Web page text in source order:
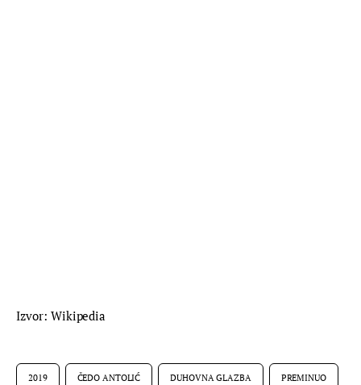
Izvor: Wikipedia
2019 ČEDO ANTOLIĆ DUHOVNA GLAZBA PREMINUO